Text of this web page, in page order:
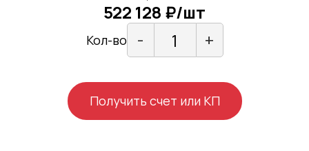
522 128 ₽/шт
Кол-во - +
Получить счет или КП